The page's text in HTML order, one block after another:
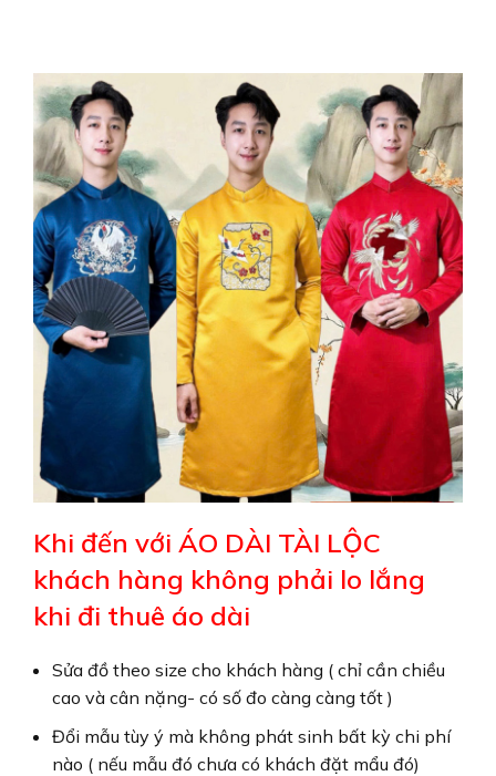
Khi đến với ÁO DÀI TÀI LỘC
khách hàng không phải lo lắng
khi đi thuê áo dài
Sửa đồ theo size cho khách hàng ( chỉ cần chiều
cao và cân nặng- có số đo càng càng tốt )
Đổi mẫu tùy ý mà không phát sinh bất kỳ chi phí
nào ( nếu mẫu đó chưa có khách đặt mẩu đó)